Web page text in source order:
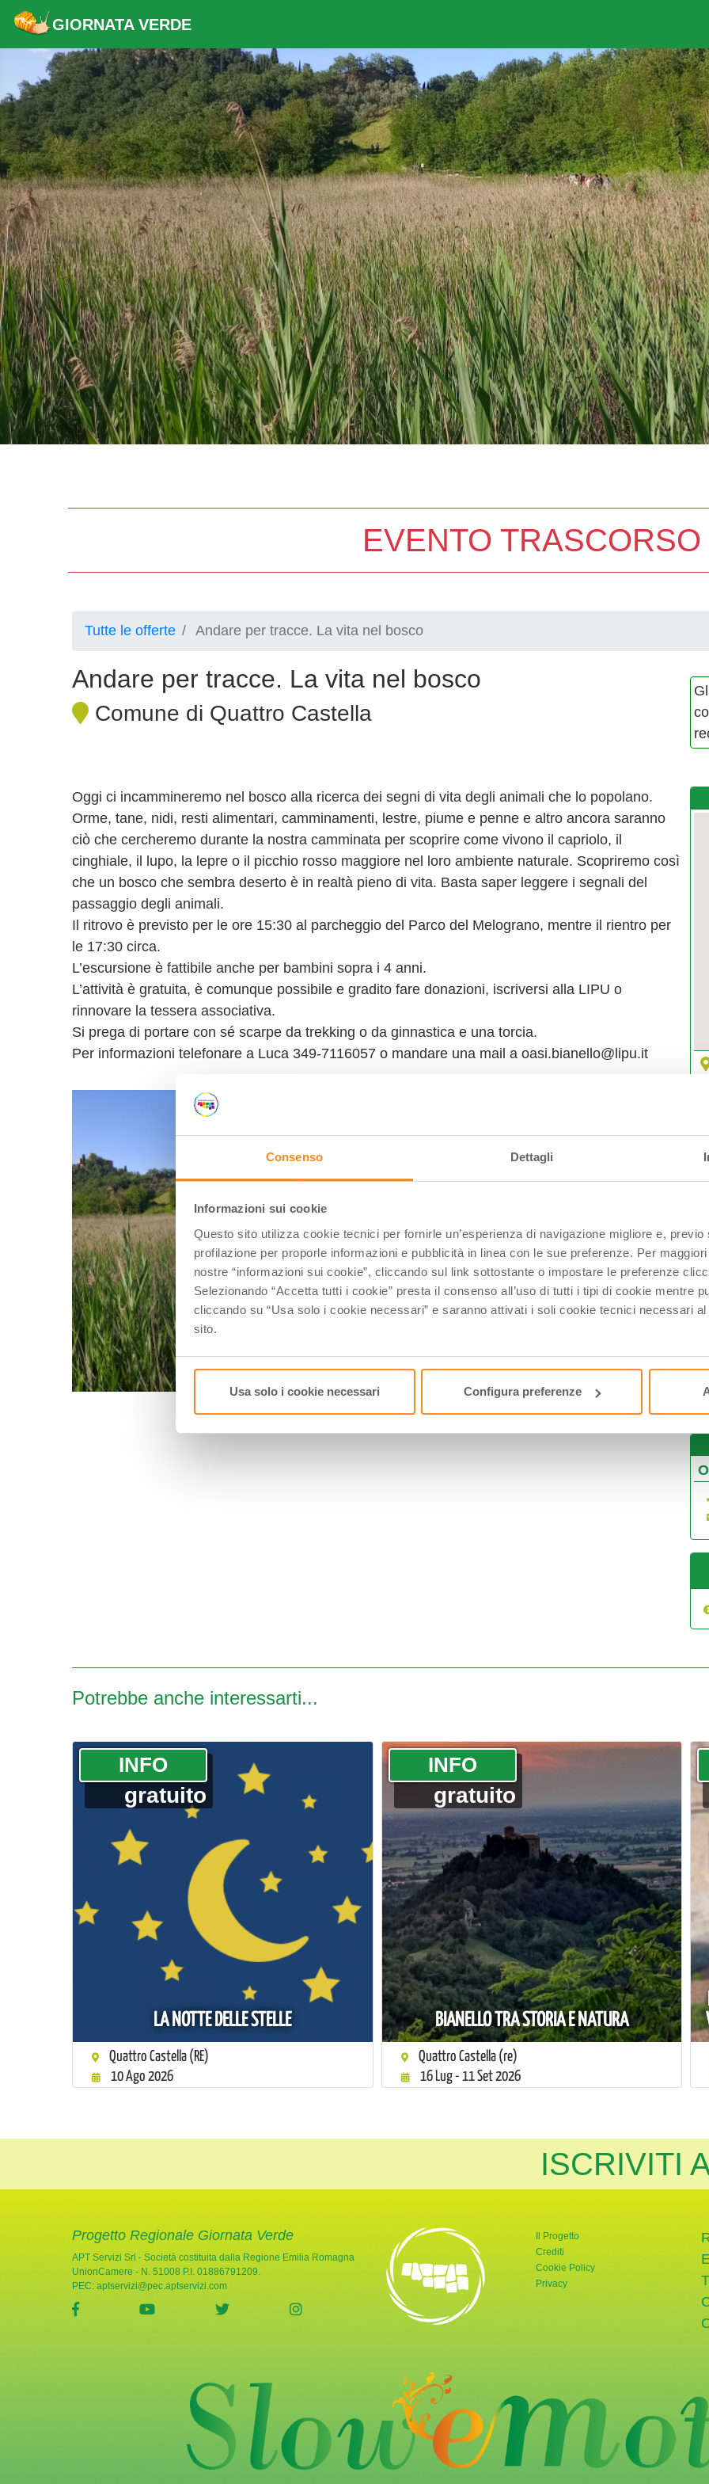
Consenso Dettagli
Informazioni sui cookie
Questo sito utilizza cookie tecnici per fornirle un’esperienza di navigazione migliore e,
profilazione per proporle informazioni e pubblicità in linea con le sue preferenze. Per
nostre “informazioni sui cookie”, cliccando sul link sottostante o impostare le preferenze
Selezionando “Accetta tutti i cookie” presta il consenso all’uso di tutti i tipi di cookie mentre
cliccando su “Usa solo i cookie necessari” e saranno attivati i soli cookie tecnici necessari
sito.
Usa solo i cookie necessari Configura preferenze
GIORNATA VERDE
EVENTO TRASCORSO
Tutte le offerte Andare per tracce. La vita nel bosco
Andare per tracce. La vita nel bosco
Comune di Quattro Castella
Oggi ci incammineremo nel bosco alla ricerca dei segni di vita degli animali che lo popolano.
Orme, tane, nidi, resti alimentari, camminamenti, lestre, piume e penne e altro ancora saranno
ciò che cercheremo durante la nostra camminata per scoprire come vivono il capriolo, il
cinghiale, il lupo, la lepre o il picchio rosso maggiore nel loro ambiente naturale. Scopriremo così
che un bosco che sembra deserto è in realtà pieno di vita. Basta saper leggere i segnali del
passaggio degli animali.
Il ritrovo è previsto per le ore 15:30 al parcheggio del Parco del Melograno, mentre il rientro per
le 17:30 circa.
L’escursione è fattibile anche per bambini sopra i 4 anni.
L’attività è gratuita, è comunque possibile e gradito fare donazioni, iscriversi alla LIPU o
rinnovare la tessera associativa.
Si prega di portare con sé scarpe da trekking o da ginnastica e una torcia.
Per informazioni telefonare a Luca 349-7116057 o mandare una mail a oasi.bianello@lipu.it
01
08
15
22
Potrebbe anche interessarti...
LA NOTTE DELLE STELLE
­INFO
gratuito
Quattro Castella (RE)
10 Ago 2026
BIANELLO TRA STORIA E NATURA
­INFO
gratuito
Quattro Castella (re)
16 Lug - 11 Set 2026
ISCRIVITI
Progetto Regionale Giornata Verde
APT Servizi Srl - Società costituita dalla Regione Emilia Romagna
UnionCamere - N. 51008 P.I. 01886791209.
PEC: aptservizi@pec.aptservizi.com
visita la pagina Facebook di Giornata Verde
visita la pagina YouTube di Giornata Verde
visita la pagina Twitter di Giornata Verde
visita la pagina Instagram di Giornata Verde
Il Progetto
Crediti
Cookie Policy
Privacy